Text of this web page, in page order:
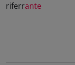
riferrante